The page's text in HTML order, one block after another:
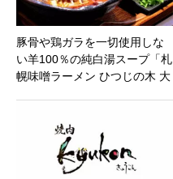
豚骨や鶏ガラを一切使用しな
い羊100％の純白湯スープ「札
幌味噌ラーメン ひつじの木 大